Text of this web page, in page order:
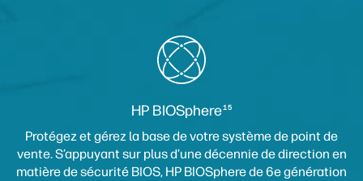
HP BIOSphere15
Protégez et gérez la base de votre système de point de
vente. S’appuyant sur plus d’une décennie de direction en
matière de sécurité BIOS, HP BIOSphere de 6e génération